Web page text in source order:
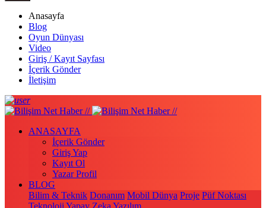
Anasayfa
Blog
Oyun Dünyası
Video
Giriş / Kayıt Sayfası
İçerik Gönder
İletişim
ANASAYFA
İçerik Gönder
Giriş Yap
Kayıt Ol
Yazar Profil
BLOG
Bilim & Teknik Donanım Mobil Dünya Proje Püf Noktası
Teknoloji Yapay Zeka Yazılım